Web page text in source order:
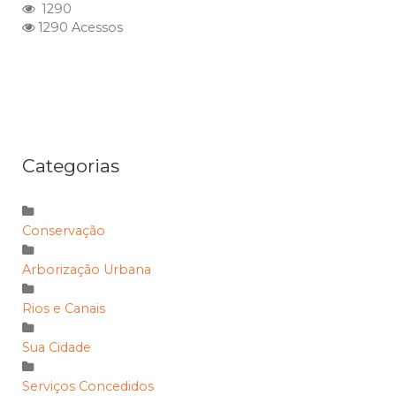
1290
1290 Acessos
Categorias
Conservação
Arborização Urbana
Rios e Canais
Sua Cidade
Serviços Concedidos